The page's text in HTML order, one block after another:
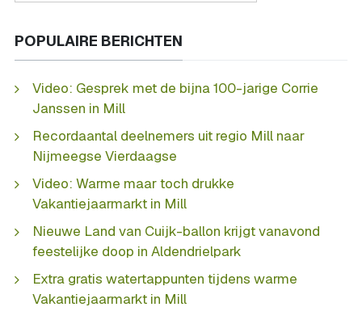
POPULAIRE BERICHTEN
Video: Gesprek met de bijna 100-jarige Corrie
Janssen in Mill
Recordaantal deelnemers uit regio Mill naar
Nijmeegse Vierdaagse
Video: Warme maar toch drukke
Vakantiejaarmarkt in Mill
Nieuwe Land van Cuijk-ballon krijgt vanavond
feestelijke doop in Aldendrielpark
Extra gratis watertappunten tijdens warme
Vakantiejaarmarkt in Mill